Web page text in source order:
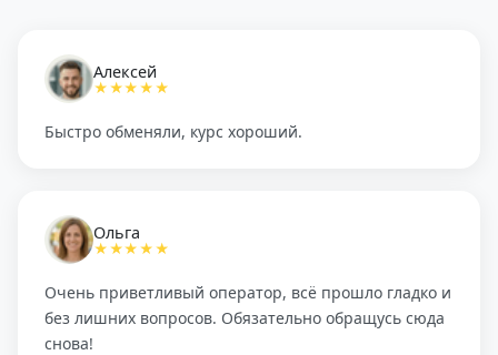
Алексей
★★★★★
Быстро обменяли, курс хороший.
Ольга
★★★★★
Очень приветливый оператор, всё прошло гладко и
без лишних вопросов. Обязательно обращусь сюда
снова!